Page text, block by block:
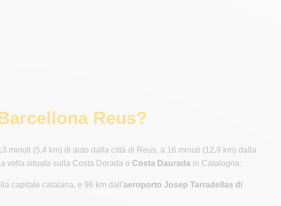
Reus?
minuti (5,4 km) di auto dalla città di Reus, a 16 minuti (12,9 km) dalla
volta situata sulla Costa Dorada o Costa Daurada in Catalogna.
capitale catalana, e 96 km dall'aeroporto Josep Tarradellas di